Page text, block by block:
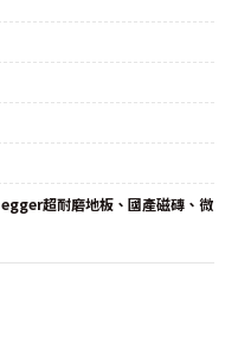
超耐磨地板、國產磁磚、微